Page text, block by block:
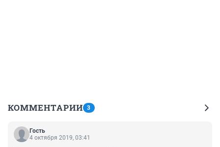
КОММЕНТАРИИ 3
Гость
4 октября 2019, 03:41